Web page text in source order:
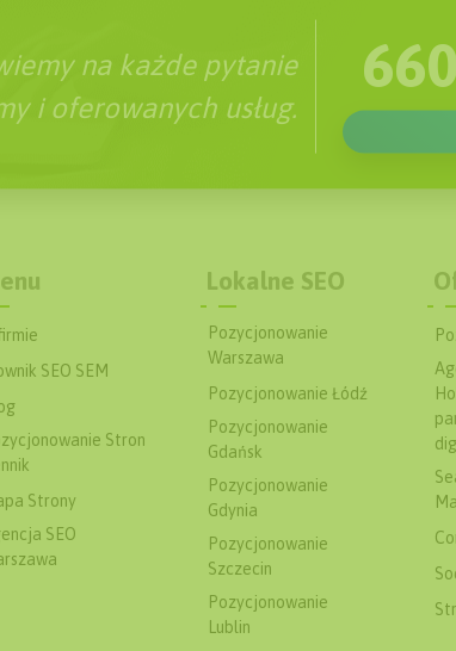
na każde pytanie
i oferowanych usług.
SEO SEM
Stron
Strony
SEO
Lokalne SEO
Pozycjonowanie
Warszawa
Pozycjonowanie Łódź
Pozycjonowanie
Gdańsk
Pozycjonowanie
Gdynia
Pozycjonowanie
Szczecin
Pozycjonowanie
Lublin